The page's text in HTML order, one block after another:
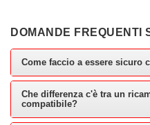
DOMANDE FREQUENTI
Come faccio a essere sicuro
Che differenza c'è tra un
compatibile?